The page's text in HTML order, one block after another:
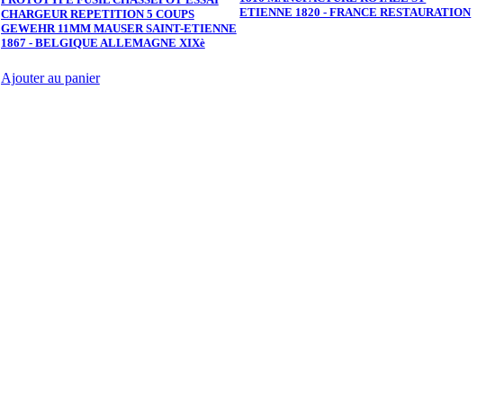
CHARGEUR REPETITION 5 COUPS
GEWEHR 11MM MAUSER SAINT-ETIENNE
1867 - BELGIQUE ALLEMAGNE XIXè
Ajouter au panier
ETIENNE 1820 - FRANCE RESTAURATION